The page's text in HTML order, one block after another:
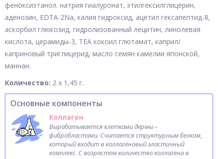
феноксиэтанол. натрия гиалуронат, этилгексилглицерин,
аденозин, EDTA-2Na, калия гидроксид, ацетил гексапептид-8,
аскорбил глюкозид, гидролизованный лецитин, линолевая
кислота, церамиды-3, TEA кокоил глютамат, каприл/
каприновый триглицерид, масло семян камелии японской,
маннан.
Количество: 2 х 1,45 г.
Основные компоненты
Коллаген
Вырабатывается клетками дермы –
фибробластами. Считается структурным белком,
который входит в коллагеновый эластичный
комплекс. С возрастом количество коллагена в